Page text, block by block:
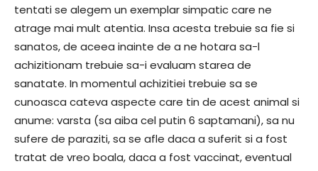
tentati se alegem un exemplar simpatic care ne
atrage mai mult atentia. Insa acesta trebuie sa fie si
sanatos, de aceea inainte de a ne hotara sa-l
achizitionam trebuie sa-i evaluam starea de
sanatate. In momentul achizitiei trebuie sa se
cunoasca cateva aspecte care tin de acest animal si
anume: varsta (sa aiba cel putin 6 saptamani), sa nu
sufere de paraziti, sa se afle daca a suferit si a fost
tratat de vreo boala, daca a fost vaccinat, eventual